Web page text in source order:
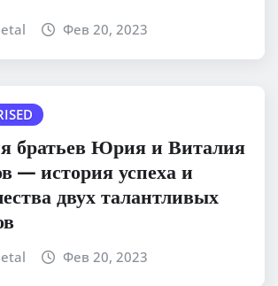
Фев 20, 2023
братьев Юрия и Виталия
— история успеха и
двух талантливых
Фев 20, 2023